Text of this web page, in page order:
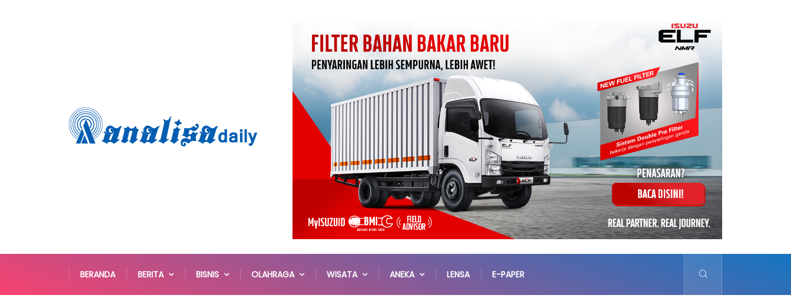
BERANDA BERITA BISNIS OLAHRAGA WISATA ANEKA LENSA E-PAPER